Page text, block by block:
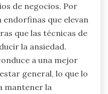
de negocios. Por
que elevan
que las técnicas de
la ansiedad.
a una mejor
general, lo que lo
mantener la